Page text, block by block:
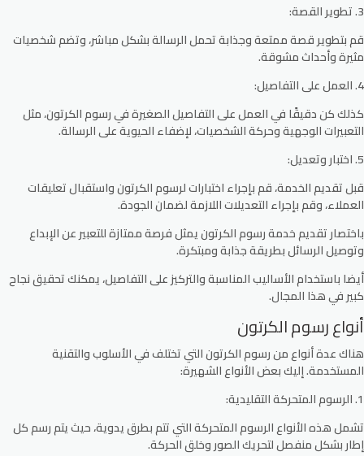
3. تطوير القصة:
قم بتطوير قصة ممتعة وجذابة تحمل الرسالة بشكل مباشر، وتضم شخصيات
مثيرة وأحداث مشوقة.
4. العمل على التفاصيل:
كذلك كن دقيقًا في العمل على التفاصيل الصغيرة في رسوم الكرتون، مثل
التعبيرات الوجهية وحركة الشخصيات، لإضفاء الحيوية على الرسالة.
5. اختبار وتعديل:
قبل تقديم الخدمة، قم بإجراء اختبارات لرسوم الكرتون واستقبال تعليقات
العملاء، وقم بإجراء التعديلات اللازمة لضمان الجودة.
باختصار تقديم خدمة رسوم الكرتون يمثل فرصة ممتازة للتعبير عن الإبداع
وتوصيل الرسائل بطريقة جذابة ومبتكرة.
أيضا باستخدام الأساليب المناسبة والتركيز على التفاصيل، يمكنك تحقيق نجاح
كبير في هذا المجال.
أنواع رسوم الكرتون
هناك عدة أنواع من رسوم الكرتون التي تختلف في الأسلوب والتقنية
المستخدمة. إليك بعض الأنواع الشهيرة:
1. الرسوم المتحركة التقليدية:
تشمل هذه الأنواع الرسوم المتحركة التي تتم بطرق يدوية، حيث يتم رسم كل
إطار بشكل منفصل لتحريك الصور وخلق الحركة.